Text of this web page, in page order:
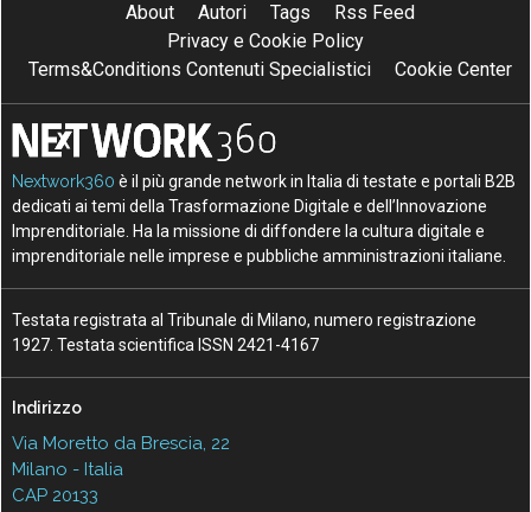
About Autori Tags
Rss Feed
Privacy e Cookie Policy
Terms&Conditions Contenuti Specialistici
Cookie Center
Nextwork360 è il più grande network in Italia di testate e portali B2B
dedicati ai temi della Trasformazione Digitale e dell’Innovazione
Imprenditoriale. Ha la missione di diffondere la cultura digitale e
imprenditoriale nelle imprese e pubbliche amministrazioni italiane.
Testata registrata al Tribunale di Milano, numero registrazione
1927. Testata scientifica ISSN 2421-4167
Indirizzo
Via Moretto da Brescia, 22
Milano - Italia
CAP 20133